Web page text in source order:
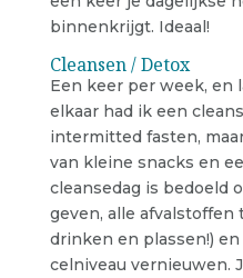
binnenkrijgt. Ideaal!
Cleansen / Detox
Een keer per week, en
elkaar had ik een
intermitted fasten,
van kleine snacks en
cleansedag is bedoeld
geven, alle afvalstoffen
drinken en plassen!)
celniveau vernieuwen.